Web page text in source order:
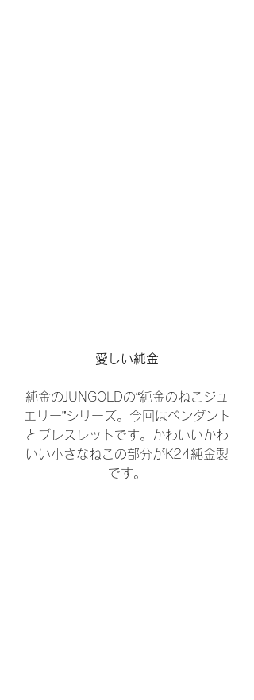
愛しい純金
純金のJUNGOLDの“純金のねこジュ
エリー”シリーズ。今回はペンダント
とブレスレットです。かわいいかわ
いい小さなねこの部分がK24純金製
です。